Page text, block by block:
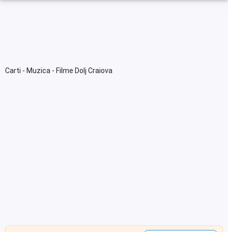
Carti - Muzica - Filme Dolj Craiova